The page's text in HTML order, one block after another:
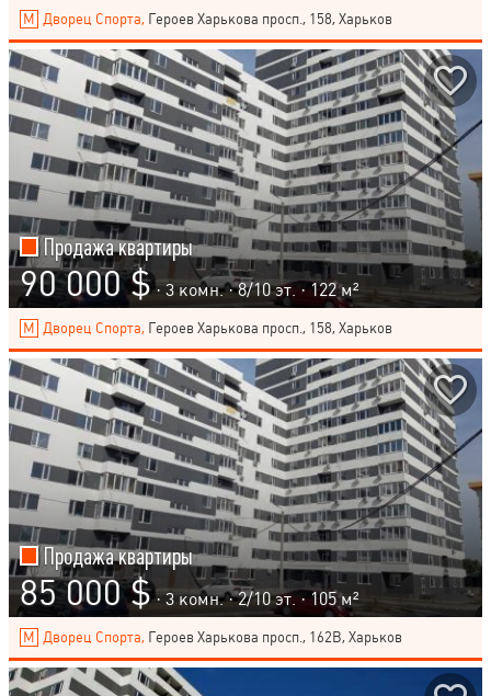
Дворец Спорта, Героев Харькова просп., 158, Харьков
Продажа квартиры
90 000 $ · 3 комн. ·8/10эт. · 122 м²
Дворец Спорта, Героев Харькова просп., 158, Харьков
Продажа квартиры
85 000 $ · 3 комн. ·2/10эт. · 105 м²
Дворец Спорта, Героев Харькова просп., 162В, Харьков